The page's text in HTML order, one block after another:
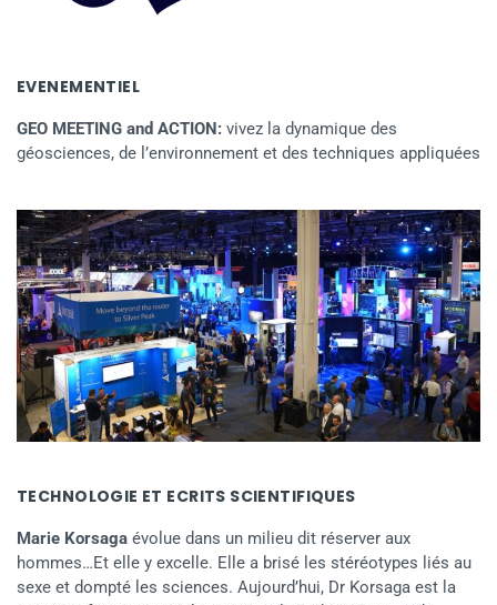
EVENEMENTIEL
GEO MEETING and ACTION: vivez la dynamique des
géosciences, de l’environnement et des techniques appliquées
TECHNOLOGIE ET ECRITS SCIENTIFIQUES
Marie Korsaga évolue dans un milieu dit réserver aux
hommes…Et elle y excelle. Elle a brisé les stéréotypes liés au
sexe et dompté les sciences. Aujourd’hui, Dr Korsaga est la